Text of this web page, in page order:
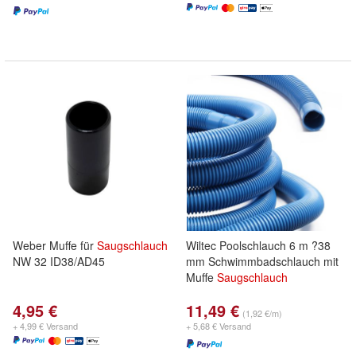
Weber Muffe für Saugschlauch
NW 32 ID38/AD45
4,95 €
+ 4,99 € Versand
Wiltec Poolschlauch 6 m ?38
mm Schwimmbadschlauch mit
Muffe Saugschlauch
11,49 € (1,92 €/m)
+ 5,68 € Versand